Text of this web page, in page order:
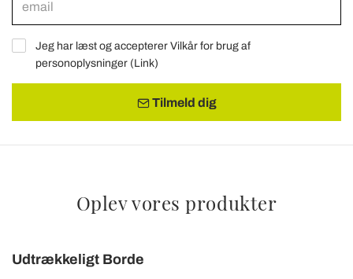
Jeg har læst og accepterer Vilkår for brug af
personoplysninger (Link)
Tilmeld dig
Oplev vores produkter
Udtrækkeligt Borde